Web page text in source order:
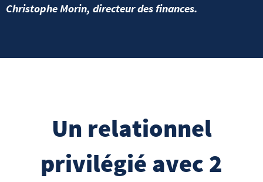
Christophe Morin, directeur des finances.
Un relationnel
privilégié avec 2